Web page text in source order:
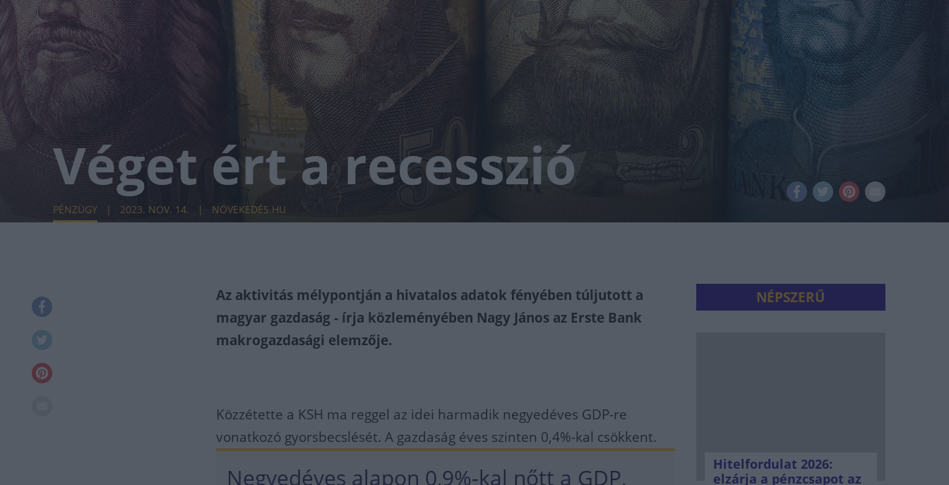
Véget ért a recesszió
PÉNZÜGY 2023. NOV. 14. NÖVEKEDÉS.HU
Az aktivitás mélypontján a hivatalos adatok fényében túljutott a
magyar gazdaság - írja közleményében Nagy János az Erste Bank
makrogazdasági elemzője.
Közzétette a KSH ma reggel az idei harmadik negyedéves GDP-re
vonatkozó gyorsbecslését. A gazdaság éves szinten 0,4%-kal csökkent.
Negyedéves alapon 0,9%-kal nőtt a GDP,
NÉPSZERŰ
Hitelfordulat 2026:
elzárja a pénzcsapot az